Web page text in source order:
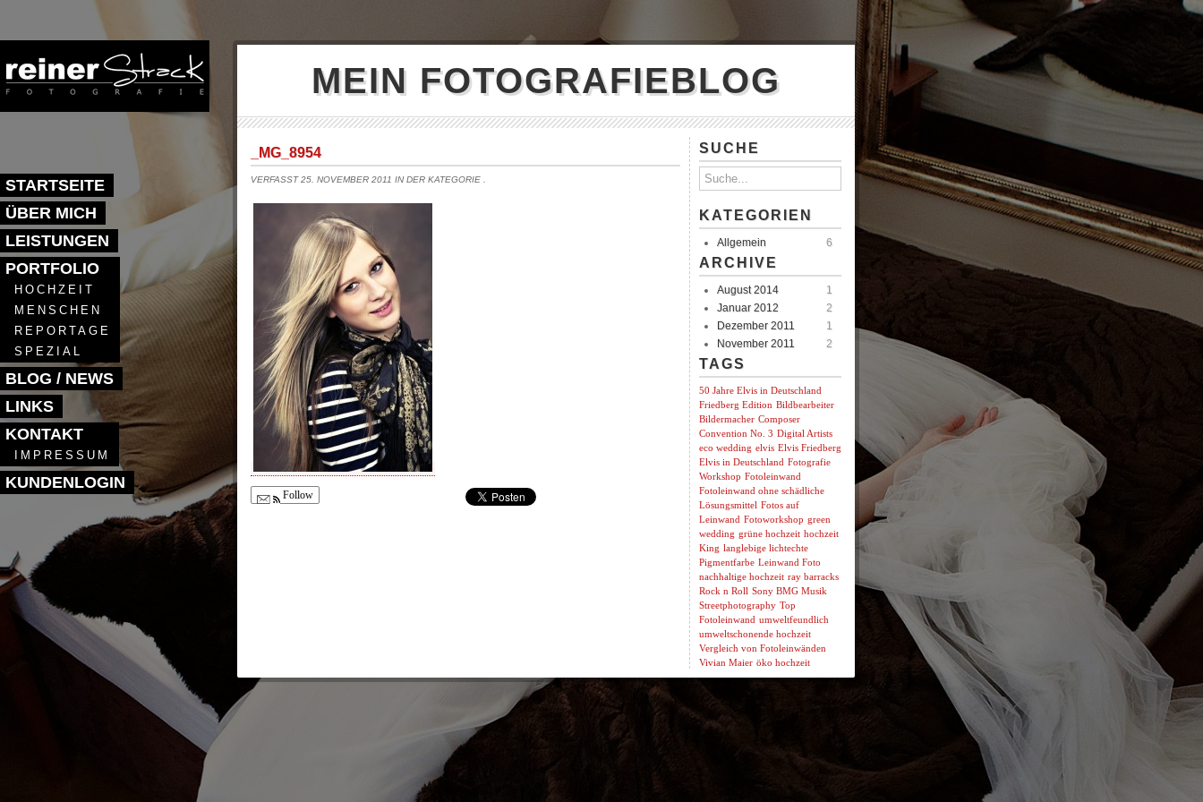
STARTSEITE
ÜBER MICH
LEISTUNGEN
PORTFOLIO
HOCHZEIT
MENSCHEN
REPORTAGE
SPEZIAL
BLOG / NEWS
LINKS
KONTAKT
IMPRESSUM
KUNDENLOGIN
MEIN FOTOGRAFIEBLOG
_MG_8954
VERFASST 25. NOVEMBER 2011 IN DER KATEGORIE
Follow
SUCHE
KATEGORIEN
Allgemein 6
ARCHIVE
August 2014
1
Januar 2012
2
Dezember 2011
1
November 2011
2
TAGS
50 Jahre Elvis in Deutschland
Friedberg Edition Bildbearbeiter
Bildermacher Composer
Convention No. 3 Digital Artists
eco wedding elvis Elvis Friedberg
Elvis in Deutschland Fotografie
Workshop Fotoleinwand
Fotoleinwand ohne schädliche
Lösungsmittel Fotos auf
Leinwand Fotoworkshop green
wedding grüne hochzeit hochzeit
King langlebige lichtechte
Pigmentfarbe Leinwand Foto
nachhaltige hochzeit ray barracks
Rock n Roll Sony BMG Musik
Streetphotography Top
Fotoleinwand umweltfeundlich
umweltschonende hochzeit
Vergleich von Fotoleinwänden
Vivian Maier öko hochzeit